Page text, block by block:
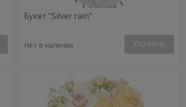
Букет "Silver rain"
Нет в наличии Уточнить